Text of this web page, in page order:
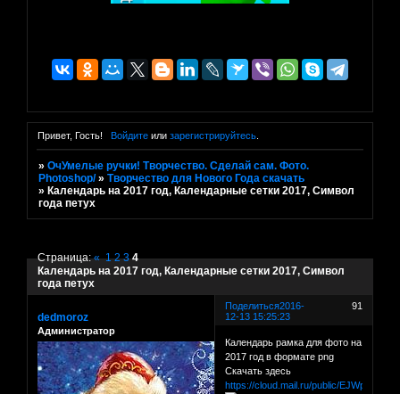
Привет, Гость! Войдитеили зарегистрируйтесь.
»ОчУмелые ручки! Творчество. Сделай сам. Фото.
Photoshop/ »Творчество для Нового Года скачать
» Календарь на 2017 год, Календарные сетки 2017, Символ
года петух
Календарь на 2017 год, Календарные сетки 2017, Символ
года петух
Страница:« 1 2 3 4
Поделиться 91
2016-
12-13 15:25:23
dedmoroz
Администратор
Календарь рамка для фото на
2017 год в формате png
Скачать здесь
https://cloud.mail.ru/public/EJWp/